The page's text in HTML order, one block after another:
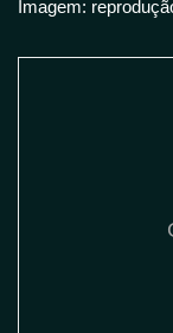
Imagem: